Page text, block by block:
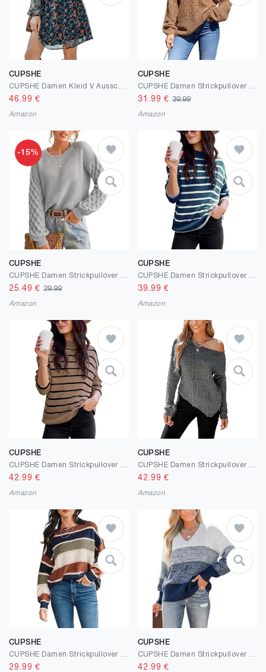
CUPSHE
46.99 €
Amazon
CUPSHE
31.99 € 39.99
Amazon
-15%
CUPSHE
25.49 €29.99
Amazon
CUPSHE
39.99 €
Amazon
CUPSHE
42.99 €
Amazon
CUPSHE
42.99 €
Amazon
CUPSHE
29.99 €
CUPSHE
42.99 €